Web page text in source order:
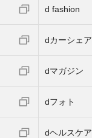
d fashion
dカーシェア
dマガジン
dフォト
dヘルスケア